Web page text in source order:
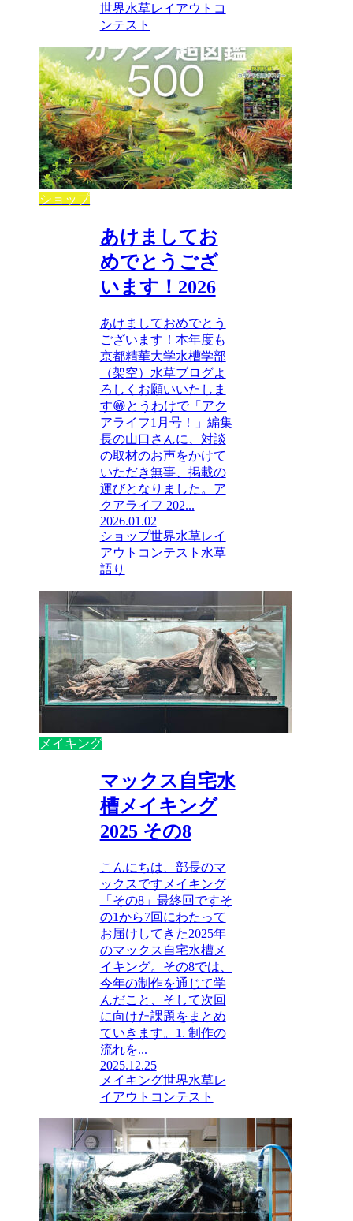
世界水草レイアウトコ
ンテスト
ショップ
あけましてお
めでとうござ
います！2026
あけましておめでとう
ございます！本年度も
京都精華大学水槽学部
（架空）水草ブログよ
ろしくお願いいたしま
す😁とうわけで「アク
アライフ1月号！」編集
長の山口さんに、対談
の取材のお声をかけて
いただき無事、掲載の
運びとなりました。ア
クアライフ 202...
2026.01.02
ショップ世界水草レイ
アウトコンテスト 水草
語り
メイキング
マックス自宅水
槽メイキング
2025 その8
こんにちは、部長のマ
ックスですメイキング
「その8」最終回ですそ
の1から7回にわたって
お届けしてきた2025年
のマックス自宅水槽メ
イキング。その8では、
今年の制作を通じて学
んだこと、そして次回
に向けた課題をまとめ
ていきます。1. 制作の
流れを...
2025.12.25
メイキング世界水草レ
イアウトコンテスト